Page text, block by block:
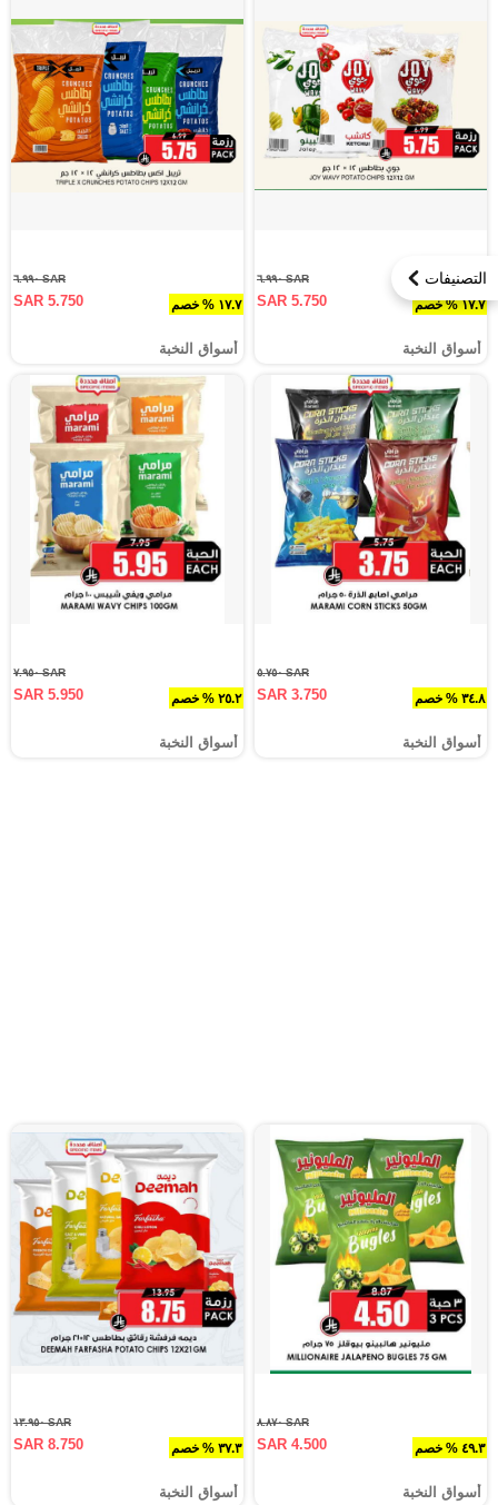
التصنيفات
١٧.٧ % خصم
SAR ٦.٩٩٠
SAR 5.750
أسواق النخبة
١٧.٧ % خصم
SAR ٦.٩٩٠
SAR 5.750
أسواق النخبة
٣٤.٨ % خصم
SAR ٥.٧٥٠
SAR 3.750
أسواق النخبة
٢٥.٢ % خصم
SAR ٧.٩٥٠
SAR 5.950
أسواق النخبة
٤٩.٣ % خصم
SAR ٨.٨٧٠
SAR 4.500
أسواق النخبة
٣٧.٣ % خصم
SAR ١٣.٩٥٠
SAR 8.750
أسواق النخبة